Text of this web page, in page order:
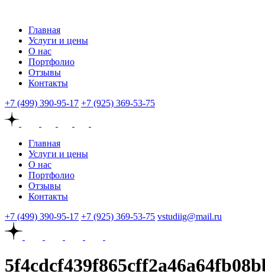
Главная
Услуги и цены
О нас
Портфолио
Отзывы
Контакты
+7 (499) 390-95-17 +7 (925) 369-53-75
Главная
Услуги и цены
О нас
Портфолио
Отзывы
Контакты
+7 (499) 390-95-17 +7 (925) 369-53-75 vstudiig@mail.ru